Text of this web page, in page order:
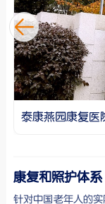
泰康燕园康复医
康复和照护体系
针对中国老年人的